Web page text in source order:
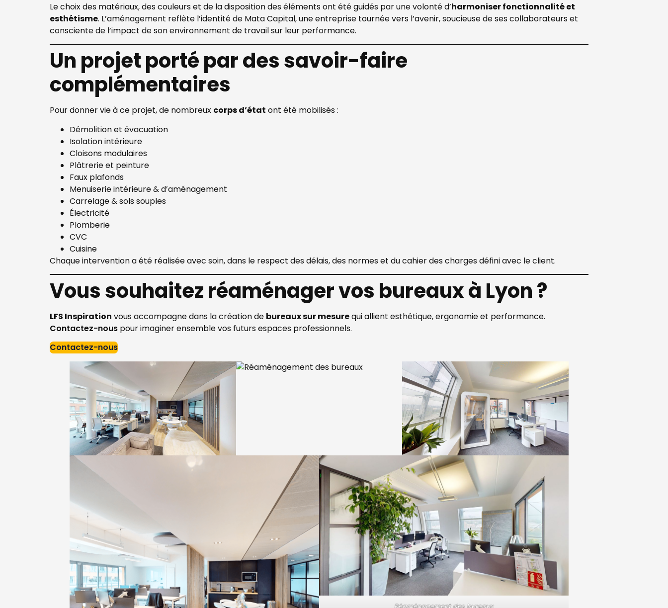
Le choix des matériaux, des couleurs et de la disposition des éléments ont été guidés par une volonté d’harmoniser fonctionnalité et
esthétisme. L’aménagement reflète l’identité de Mata Capital, une entreprise tournée vers l’avenir, soucieuse de ses collaborateurs et
consciente de l’impact de son environnement de travail sur leur performance.
Un projet porté par des savoir-faire
complémentaires
Pour donner vie à ce projet, de nombreux corps d’état ont été mobilisés :
Démolition et évacuation
Isolation intérieure
Cloisons modulaires
Plâtrerie et peinture
Faux plafonds
Menuiserie intérieure & d’aménagement
Carrelage & sols souples
Électricité
Plomberie
CVC
Cuisine
Chaque intervention a été réalisée avec soin, dans le respect des délais, des normes et du cahier des charges défini avec le client.
Vous souhaitez réaménager vos bureaux à Lyon ?
LFS Inspiration vous accompagne dans la création de bureaux sur mesurequi allient esthétique, ergonomie et performance.
Contactez-nous pour imaginer ensemble vos futurs espaces professionnels.
Contactez-nous